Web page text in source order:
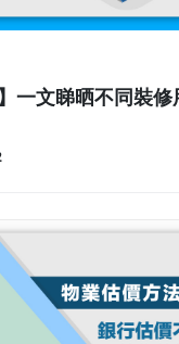
一文睇晒不同裝